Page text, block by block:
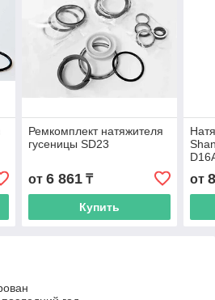
Ремкомплект натяжителя
гусеницы SD23
от 6 861₸
Купить
от